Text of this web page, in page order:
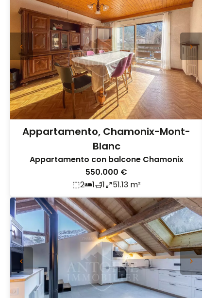
Appartamento, Chamonix-Mont-
Blanc
Appartamento con balcone Chamonix
550.000 €
2
1 1 51.13 m²